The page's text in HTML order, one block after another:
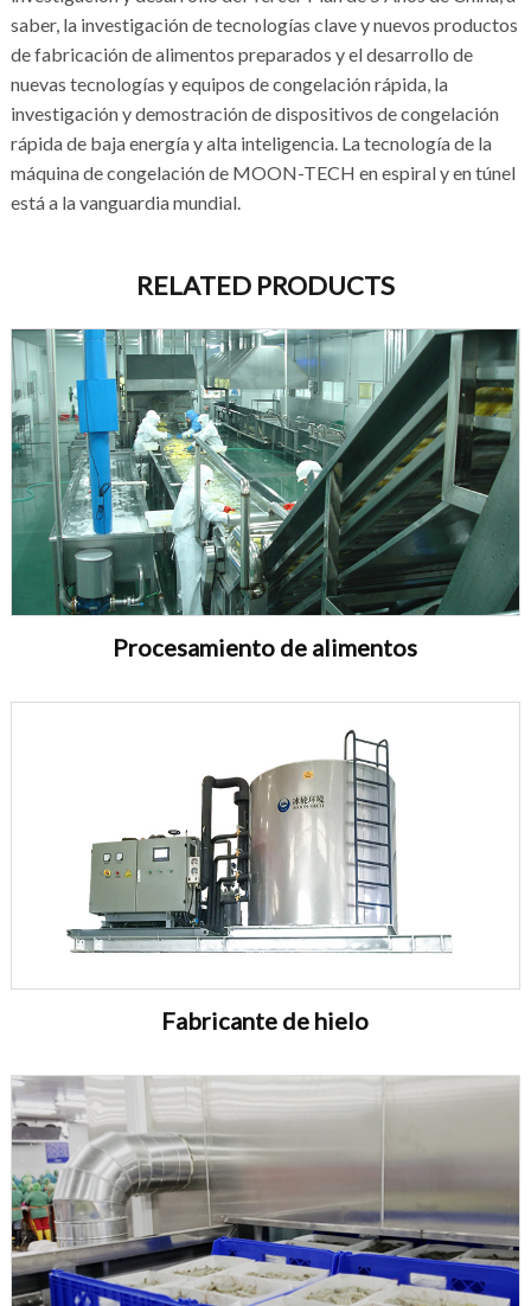
saber, la investigación de tecnologías clave y nuevos productos
de fabricación de alimentos preparados y el desarrollo de
nuevas tecnologías y equipos de congelación rápida, la
investigación y demostración de dispositivos de congelación
rápida de baja energía y alta inteligencia. La tecnología de la
máquina de congelación de MOON-TECH en espiral y en túnel
está a la vanguardia mundial.
RELATED PRODUCTS
Procesamiento de alimentos
Fabricante de hielo